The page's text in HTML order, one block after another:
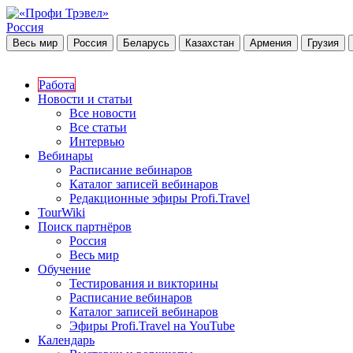
Россия
Весь мир Россия Беларусь Казахстан Армения Грузия
Работа
Новости и статьи
Все новости
Все статьи
Интервью
Вебинары
Расписание вебинаров
Каталог записей вебинаров
Редакционные эфиры Profi.Travel
TourWiki
Поиск партнёров
Россия
Весь мир
Обучение
Тестирования и викторины
Расписание вебинаров
Каталог записей вебинаров
Эфиры Profi.Travel на YouTube
Календарь